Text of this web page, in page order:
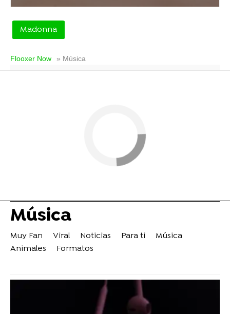
Madonna
Flooxer Now » Música
Música
Muy Fan Viral Noticias Para ti
Música
Animales
Formatos